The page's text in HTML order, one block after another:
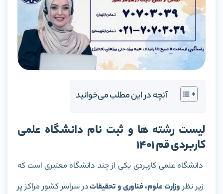
آنچه در این مطلب می‌خوانید
لیست رشته ها و ثبت نام دانشگاه علمی
کاربردی قم 1401
دانشگاه علمی کاربردی یکی از چند دانشگاه معتبری است که
زیر نظروزارت علوم، فناوری و تحقیقاتدر سراسر کشور مراکز پر